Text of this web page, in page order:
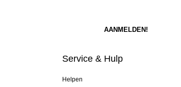
Service & Hulp
Helpen